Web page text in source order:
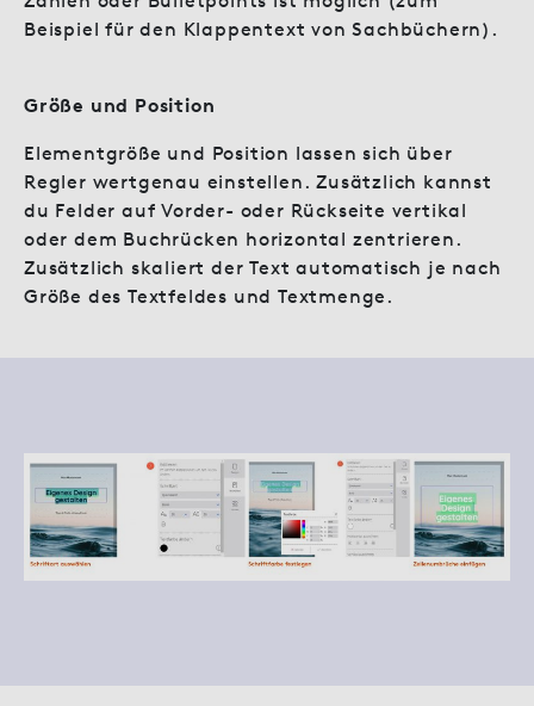
Beispiel für den Klappentext von Sachbüchern).
Größe und Position
Elementgröße und Position lassen sich über
Regler wertgenau einstellen. Zusätzlich kannst
du Felder auf Vorder- oder Rückseite vertikal
oder dem Buchrücken horizontal zentrieren.
Zusätzlich skaliert der Text automatisch je nach
Größe des Textfeldes und Textmenge.